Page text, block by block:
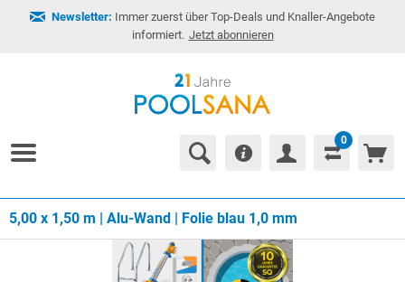
Newsletter: Immer zuerst über Top-Deals und Knaller-Angebote
informiert. Jetzt abonnieren
0
5,00 x 1,50 m | Alu-Wand | Folie blau 1,0 mm